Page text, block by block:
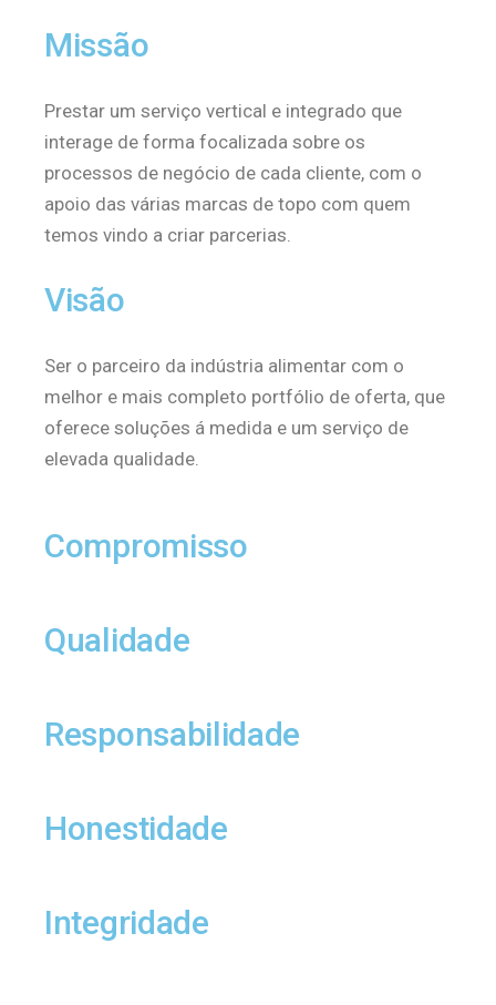
Missão
Prestar um serviço vertical e integrado que
interage de forma focalizada sobre os
processos de negócio de cada cliente, com o
apoio das várias marcas de topo com quem
temos vindo a criar parcerias.
Visão
Ser o parceiro da indústria alimentar com o
melhor e mais completo portfólio de oferta, que
oferece soluções á medida e um serviço de
elevada qualidade.
Compromisso
Qualidade
Responsabilidade
Honestidade
Integridade